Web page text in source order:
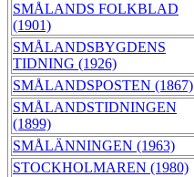
SMÅLANDS FOLKBLAD
(1901)
SMÅLANDSBYGDENS
TIDNING (1926)
SMÅLANDSPOSTEN (1867)
SMÅLANDSTIDNINGEN
(1899)
SMÅLÄNNINGEN (1963)
STOCKHOLMAREN (1980)